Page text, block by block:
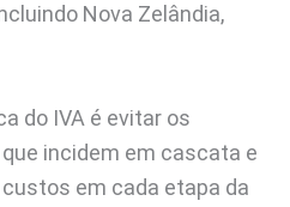
Nova Zelândia,
do IVA é evitar os
incidem em cascata e
em cada etapa da